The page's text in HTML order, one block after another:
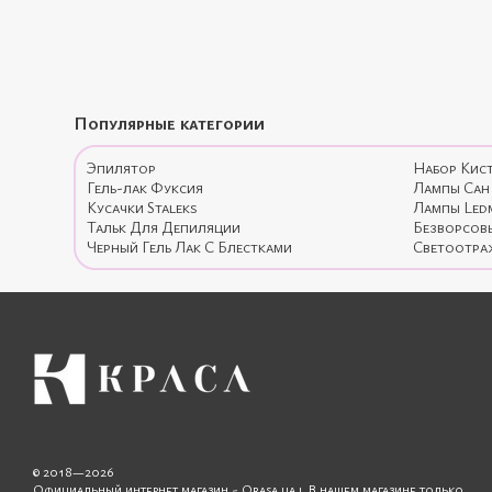
Популярные категории
Эпилятор
Набор
Гель-лак Фуксия
Лампы Сан
Кусачки Staleks
Лампы
Тальк Для Депиляции
Черный Гель Лак С Блестками
© 2018—2026